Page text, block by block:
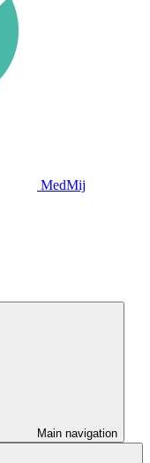
MedMij
Main navigation